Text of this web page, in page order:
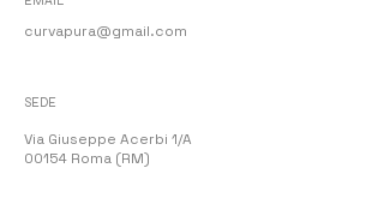
curvapura@gmail.com
SEDE
Via Giuseppe Acerbi 1/A
00154 Roma (RM)